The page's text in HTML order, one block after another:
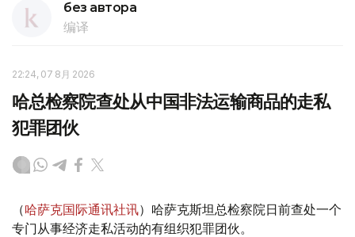
без автора
编译
22:24, 07 8月 2026
哈总检察院查处从中国非法运输商品的走私
犯罪团伙
（哈萨克国际通讯社讯）哈萨克斯坦总检察院日前查处一个
专门从事经济走私活动的有组织犯罪团伙。